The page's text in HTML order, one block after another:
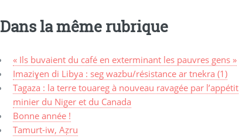
Dans la même rubrique
« Ils buvaient du café en exterminant les pauvres gens »
Imaziɣen di Libya : seg wazbu/résistance ar tnekra (1)
Tagaza : la terre touareg à nouveau ravagée par l’appétit
minier du Niger et du Canada
Bonne année !
Tamurt-iw, Aẓru